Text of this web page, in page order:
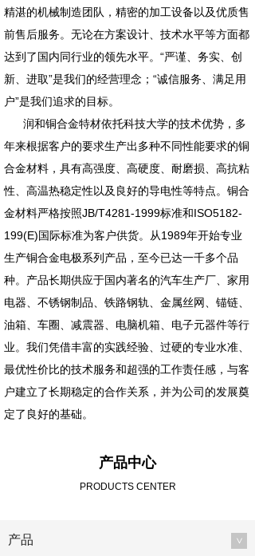
精湛的机械制造团队，精密的加工设备以及优质售
前售后服务。无论在方案设计、技术水平等方面都
达到了国内同行业的领先水平。“严谨、务实、创
新、进取”是我们的经营理念；“诚信服务、满足用
户”是我们追求的目标。
润和铜合金特材依托科技大学的技术优势，多
年来根据客户的要求生产出多种不同性能要求的铜
合金材料，具有高强度、高硬度、耐磨损、高抗粘
性、高温热稳定性以及良好的导电性等特点。铜合
金材料严格按照JB/T4281-1999标准和ISO5182-
199(E)国际标准为客户供货。从1989年开始专业
生产铜合金电极系列产品，至今已达一千多个品
种。产品长期供应于国内著名的汽车生产厂、家用
电器、不锈钢制品、铁路钢轨、金属丝网、锚链、
油箱、车圈、减震器、电脑机箱、电子元器件等行
业。我们凭借丰富的实践经验、过硬的专业水准、
最优性价比的技术服务和超强的工作责任感，与客
户建立了长期稳定的合作关系，并为公司的发展奠
定了良好的基础。
产品中心
PRODUCTS CENTER
产品 >